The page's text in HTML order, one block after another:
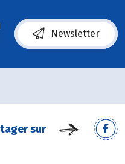
Newsletter
sur